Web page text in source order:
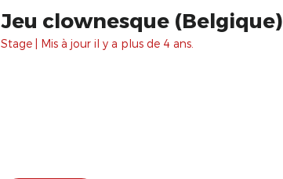
Jeu clownesque (Belgique)
Stage | Mis à jour il y a plus de 4 ans.